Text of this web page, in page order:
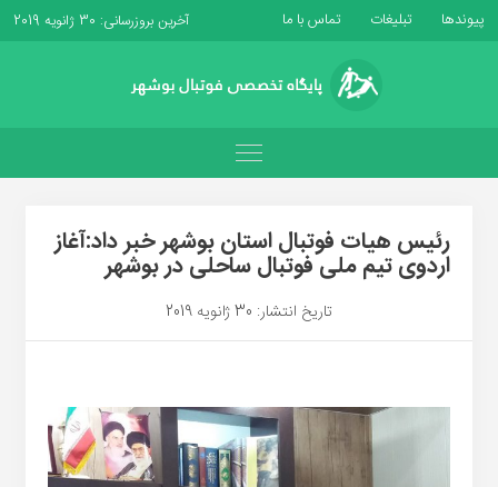
پیوندها تبلیغات تماس با ما آخرین بروزرسانی: 30 ژانویه 2019
رئیس هیات فوتبال استان بوشهر خبر داد:آغاز
اردوی تیم ملی فوتبال ساحلی در بوشهر
تاریخ انتشار: 30 ژانویه 2019